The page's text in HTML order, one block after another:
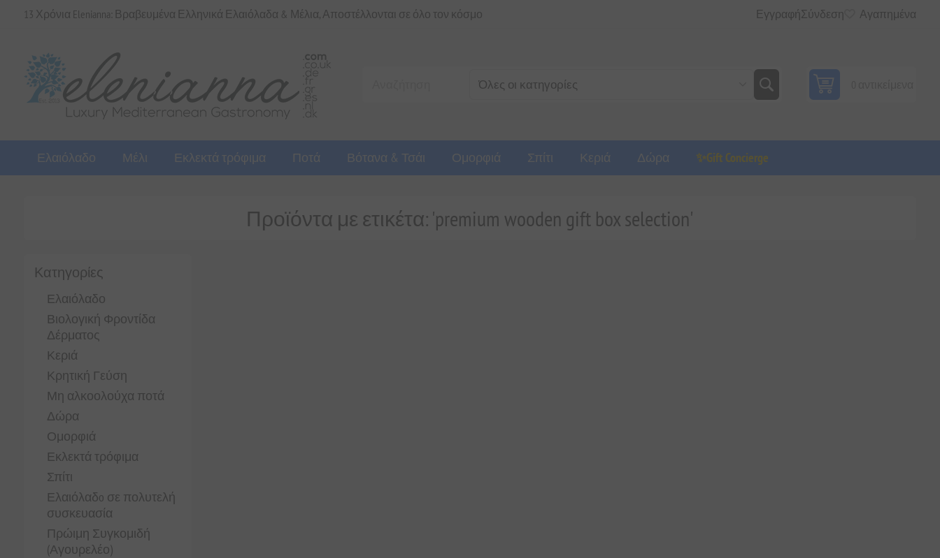
13 Χρόνια Elenianna: Βραβευμένα Ελληνικά Ελαιόλαδα & Μέλια, Αποστέλλονται σε όλο τον κόσμο ΕγγραφήΣύνδεση Αγαπημένα
Ελαιόλαδο Μέλι Εκλεκτά τρόφιμα Ποτά Βότανα & Τσάι Ομορφιά Σπίτι Κεριά Δώρα ✨Gift Concierge
Κατηγορίες
Ελαιόλαδο
Βιολογική Φροντίδα
Δέρματος
Κεριά
Κρητική Γεύση
Μη αλκοολούχα ποτά
Δώρα
Ομορφιά
Εκλεκτά τρόφιμα
Σπίτι
Ελαιόλαδo σε πολυτελή
συσκευασία
Πρώιμη Συγκομιδή
(Αγουρελέο)
Προϊόντα με ετικέτα: 'premium wooden gift box selection'